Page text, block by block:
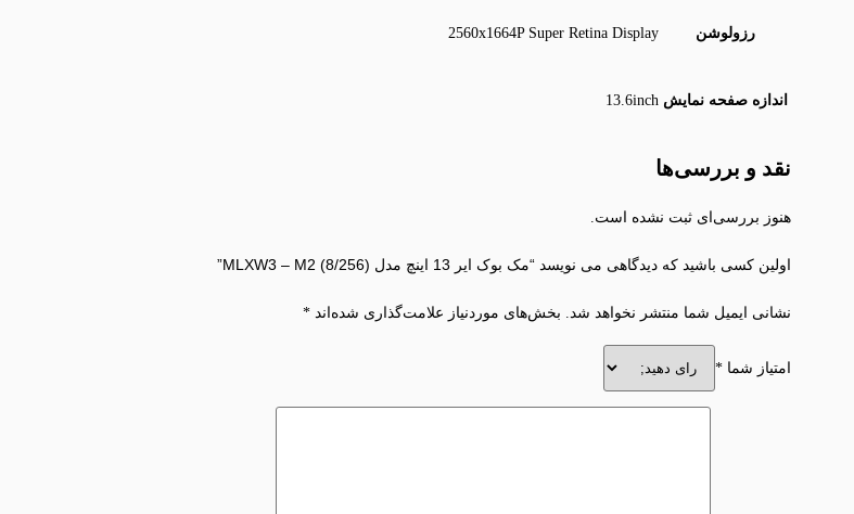
رزولوشن 2560x1664P Super Retina Display
اندازه صفحه نمایش 13.6inch
نقد و بررسی‌ها
هنوز بررسی‌ای ثبت نشده است.
اولین کسی باشید که دیدگاهی می نویسد “مک بوک ایر 13 اینچ مدل (8/256) MLXW3 – M2”
نشانی ایمیل شما منتشر نخواهد شد. بخش‌های موردنیاز علامت‌گذاری شده‌اند *
امتیاز شما *